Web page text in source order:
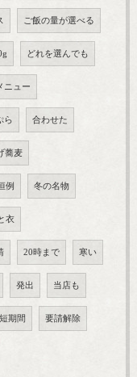
ご飯の量が選べる
どれを選んでも
ニュー
ら 合わせた
蕎麦
例 冬の名物
衣
20時まで 寒い
発出 当店も
短期間 要請解除